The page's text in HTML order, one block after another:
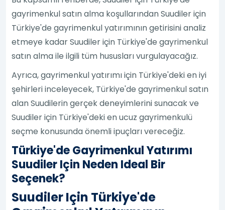
gayrimenkul satın alma koşullarından Suudiler için
Türkiye'de gayrimenkul yatırımının getirisini analiz
etmeye kadar Suudiler için Türkiye'de gayrimenkul
satın alma ile ilgili tüm hususları vurgulayacağız.
Ayrıca, gayrimenkul yatırımı için Türkiye'deki en iyi
şehirleri inceleyecek, Türkiye'de gayrimenkul satın
alan Suudilerin gerçek deneyimlerini sunacak ve
Suudiler için Türkiye'deki en ucuz gayrimenkulü
seçme konusunda önemli ipuçları vereceğiz.
Türkiye'de Gayrimenkul Yatırımı
Suudiler Için Neden Ideal Bir
Seçenek?
Suudiler Için Türkiye'de